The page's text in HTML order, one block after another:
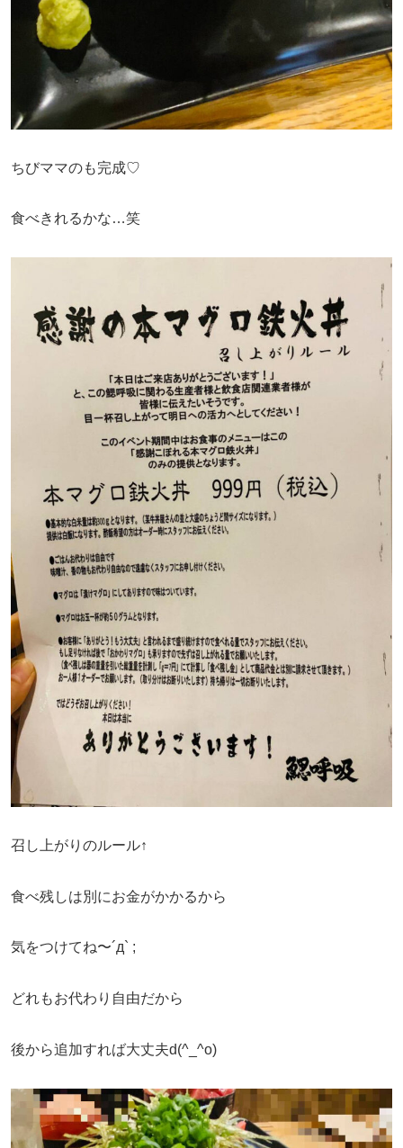
ちびママのも完成♡
食べきれるかな…笑
召し上がりのルール↑
食べ残しは別にお金がかかるから
気をつけてね〜´д` ;
どれもお代わり自由だから
後から追加すれば大丈夫d(^_^o)